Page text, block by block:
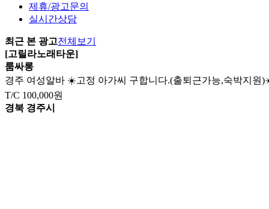
제휴/광고문의
실시간상담
최근 본 광고전체보기
[고릴라노래타운]
룸싸롱
경주 여성알바 ☀️고정 아가씨 구합니다.(출퇴근가능,숙박지원
T/C 100,000원
경북 경주시